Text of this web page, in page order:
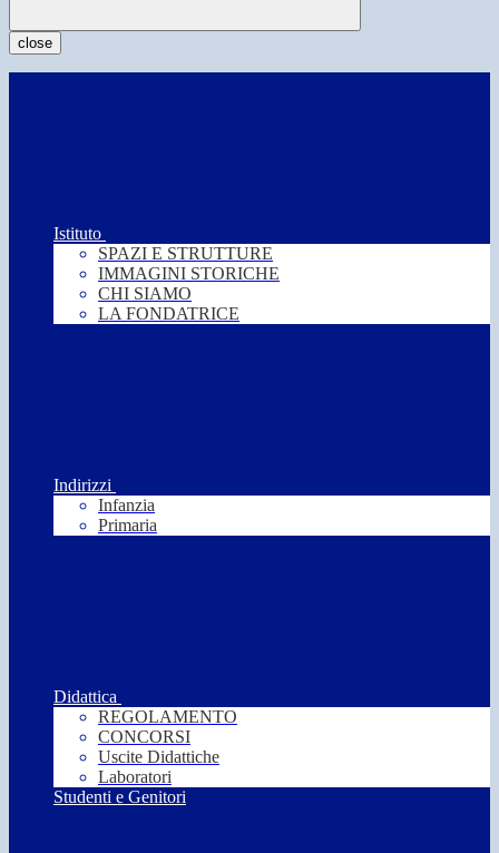
close
Istituto
SPAZI E STRUTTURE
IMMAGINI STORICHE
CHI SIAMO
LA FONDATRICE
Indirizzi
Infanzia
Primaria
Didattica
REGOLAMENTO
CONCORSI
Uscite Didattiche
Laboratori
Studenti e Genitori